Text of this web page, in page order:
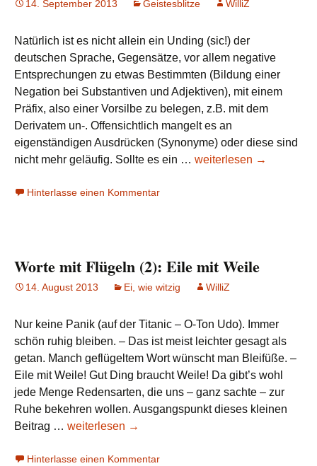
14. September 2013 Geistesblitze WilliZ
Natürlich ist es nicht allein ein Unding (sic!) der
deutschen Sprache, Gegensätze, vor allem negative
Entsprechungen zu etwas Bestimmten (Bildung einer
Negation bei Substantiven und Adjektiven), mit einem
Präfix, also einer Vorsilbe zu belegen, z.B. mit dem
Derivatem un-. Offensichtlich mangelt es an
eigenständigen Ausdrücken (Synonyme) oder diese sind
nicht mehr geläufig. Sollte es ein … Unworte
weiterlesen →
Hinterlasse einen Kommentar
Worte mit Flügeln (2): Eile mit Weile
14. August 2013 Ei, wie witzig WilliZ
Nur keine Panik (auf der Titanic – O-Ton Udo). Immer
schön ruhig bleiben. – Das ist meist leichter gesagt als
getan. Manch geflügeltem Wort wünscht man Bleifüße. –
Eile mit Weile! Gut Ding braucht Weile! Da gibt’s wohl
jede Menge Redensarten, die uns – ganz sachte – zur
Ruhe bekehren wollen. Ausgangspunkt dieses kleinen
Beitrag … Worte
Flügeln
weiterlesen →
Hinterlasse einen Kommentar